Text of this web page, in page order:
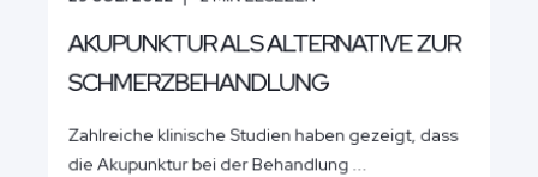
AKUPUNKTUR ALS ALTERNATIVE ZUR
SCHMERZBEHANDLUNG
Zahlreiche klinische Studien haben gezeigt, dass
die Akupunktur bei der Behandlung ...